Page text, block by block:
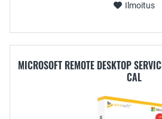
Ilmoitus
MICROSOFT REMOTE DESKTOP
CAL